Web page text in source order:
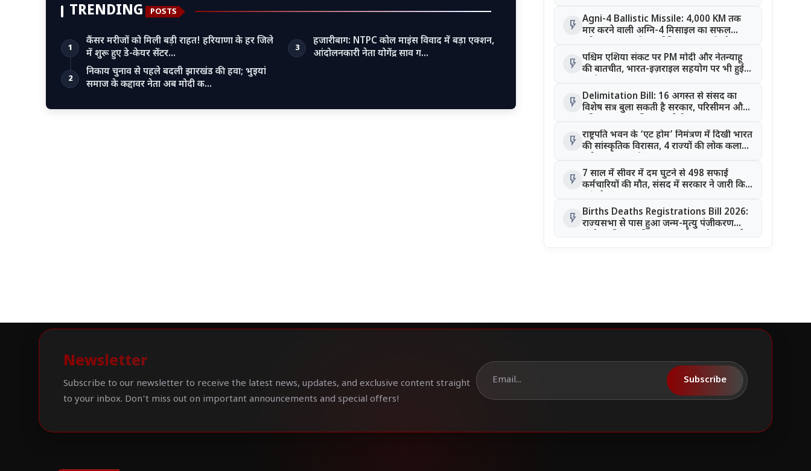
TRENDING POSTS
1
कैंसर मरीजों को मिली बड़ी राहत! हरियाणा के हर जिले
में शुरू हुए डे-केयर सेंटर…
2
निकाय चुनाव से पहले बदली झारखंड की हवा; भुइयां
समाज के कद्दावर नेता अब मोदी क…
3
हजारीबाग: NTPC कोल माइंस विवाद में बड़ा एक्शन,
आंदोलनकारी नेता योगेंद्र साव ग…
flash_on Agni-4 Ballistic Missile: 4,000 KM तक
मार करने वाली अग्नि-4 मिसाइल का सफल
मजबूत
flash_on पश्चिम एशिया संकट पर PM मोदी और नेतन्याहू
की बातचीत, भारत-इज़राइल सहयोग पर भी हुई
flash_on Delimitation Bill: 16 अगस्त से संसद का
विशेष सत्र बुला सकती है सरकार, परिसीमन और
flash_on राष्ट्रपति भवन के ‘एट होम’ निमंत्रण में दिखी भारत
की सांस्कृतिक विरासत, 4 राज्यों की लोक कला
flash_on 7 साल में सीवर में दम घुटने से 498 सफाई
कर्मचारियों की मौत, संसद में सरकार ने जारी किए
flash_on Births Deaths Registrations Bill 2026:
राज्यसभा से पास हुआ जन्म-मृत्यु पंजीकरण
Newsletter
Subscribe to our newsletter to receive the latest news, updates, and exclusive content straight
to your inbox. Don't miss out on important announcements and special offers!
Subscribe